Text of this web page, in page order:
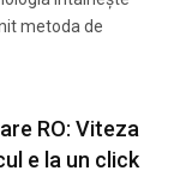
metoda de
RO: Viteza
e la un click